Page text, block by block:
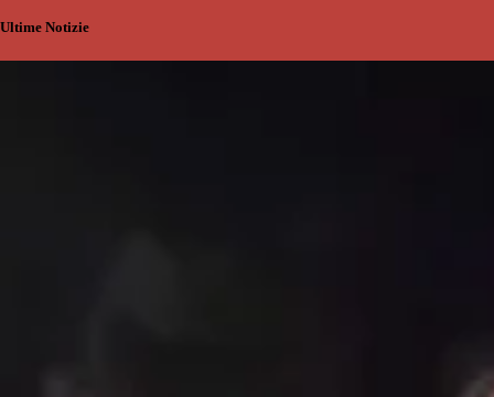
Ultime Notizie